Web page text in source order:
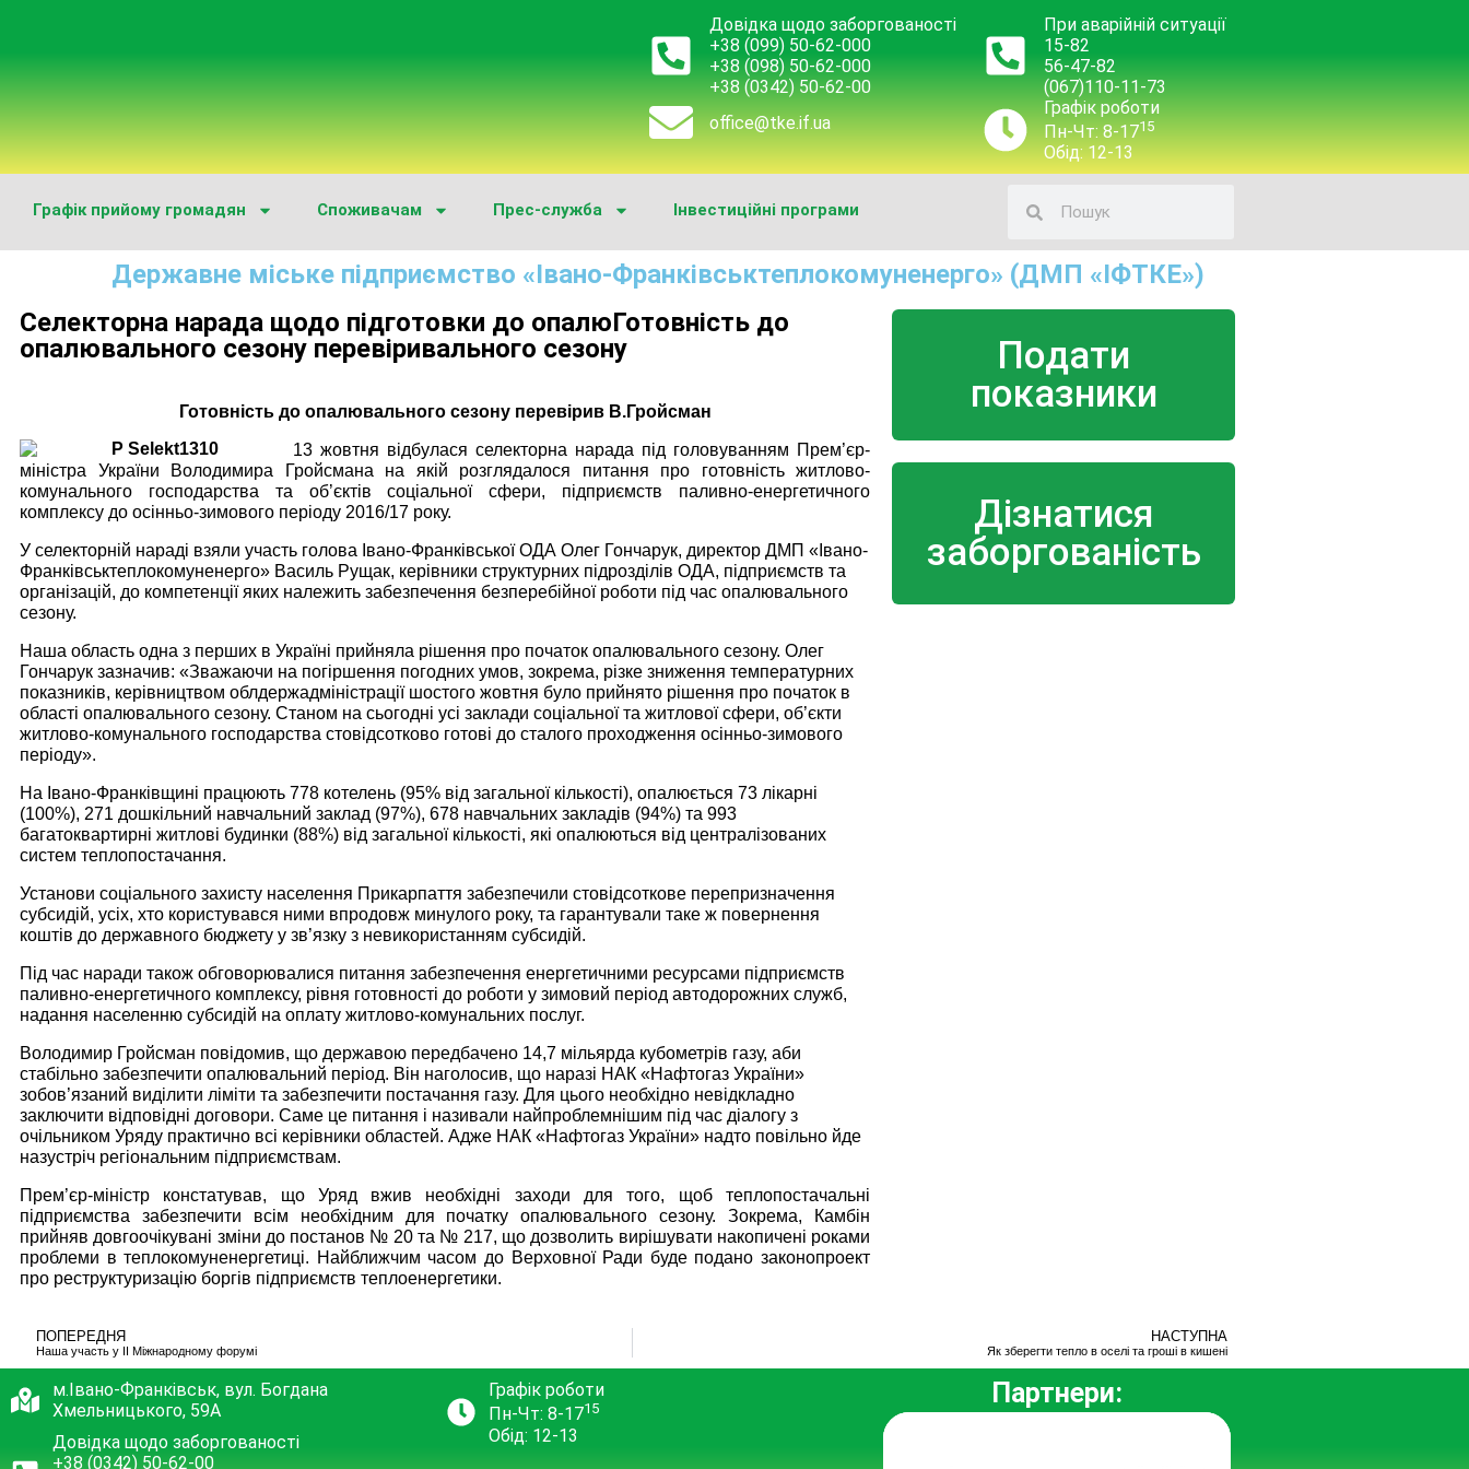
Довідка щодо заборгованості
+38 (099) 50-62-000
+38 (098) 50-62-000
+38 (0342) 50-62-00
office@tke.if.ua
При аварійній ситуації
15-82
56-47-82
(067)110-11-73
Графік роботи
Пн-Чт: 8-1715
Обід: 12-13
Графік прийому громадян Споживачам Прес-служба Інвестиційні програми
Державне міське підприємство «Івано-Франківськтеплокомуненерго» (ДМП «ІФТКЕ»)
Селекторна нарада щодо підготовки до опалюГотовність до
опалювального сезону перевіривального сезону
Готовність до опалювального сезону перевірив В.Гройсман
13 жовтня відбулася селекторна нарада під головуванням Прем’єр-
міністра України Володимира Гройсмана на якій розглядалося питання про готовність житлово-
комунального господарства та об’єктів соціальної сфери, підприємств паливно-енергетичного
комплексу до осінньо-зимового періоду 2016/17 року.
У селекторній нараді взяли участь голова Івано-Франківської ОДА Олег Гончарук, директор ДМП «Івано-
Франківськтеплокомуненерго» Василь Рущак, керівники структурних підрозділів ОДА, підприємств та
організацій, до компетенції яких належить забезпечення безперебійної роботи під час опалювального
сезону.
Наша область одна з перших в Україні прийняла рішення про початок опалювального сезону. Олег
Гончарук зазначив: «Зважаючи на погіршення погодних умов, зокрема, різке зниження температурних
показників, керівництвом облдержадміністрації шостого жовтня було прийнято рішення про початок в
області опалювального сезону. Станом на сьогодні усі заклади соціальної та житлової сфери, об’єкти
житлово-комунального господарства стовідсотково готові до сталого проходження осінньо-зимового
періоду».
На Івано-Франківщині працюють 778 котелень (95% від загальної кількості), опалюється 73 лікарні
(100%), 271 дошкільний навчальний заклад (97%), 678 навчальних закладів (94%) та 993
багатоквартирні житлові будинки (88%) від загальної кількості, які опалюються від централізованих
систем теплопостачання.
Установи соціального захисту населення Прикарпаття забезпечили стовідсоткове перепризначення
субсидій, усіх, хто користувався ними впродовж минулого року, та гарантували таке ж повернення
коштів до державного бюджету у зв’язку з невикористанням субсидій.
Під час наради також обговорювалися питання забезпечення енергетичними ресурсами підприємств
паливно-енергетичного комплексу, рівня готовності до роботи у зимовий період автодорожних служб,
надання населенню субсидій на оплату житлово-комунальних послуг.
Володимир Гройсман повідомив, що державою передбачено 14,7 мільярда кубометрів газу, аби
стабільно забезпечити опалювальний період. Він наголосив, що наразі НАК «Нафтогаз України»
зобов’язаний виділити ліміти та забезпечити постачання газу. Для цього необхідно невідкладно
заключити відповідні договори. Саме це питання і називали найпроблемнішим під час діалогу з
очільником Уряду практично всі керівники областей. Адже НАК «Нафтогаз України» надто повільно йде
назустріч регіональним підприємствам.
Прем’єр-міністр констатував, що Уряд вжив необхідні заходи для того, щоб теплопостачальні
підприємства забезпечити всім необхідним для початку опалювального сезону. Зокрема, Камбін
прийняв довгоочікувані зміни до постанов № 20 та № 217, що дозволить вирішувати накопичені роками
проблеми в теплокомуненергетиці. Найближчим часом до Верховної Ради буде подано законопроект
про реструктуризацію боргів підприємств теплоенергетики.
Подати
показники
Дізнатися
заборгованість
ПОПЕРЕДНЯ
Наша участь у ІІ Міжнародному форумі
НАСТУПНА
Як зберегти тепло в оселі та гроші в кишені
м.Івано-Франківськ, вул. Богдана
Хмельницького, 59А
Довідка щодо заборгованості
+38 (0342) 50-62-00
Графік роботи
Пн-Чт: 8-1715
Обід: 12-13
Партнери: